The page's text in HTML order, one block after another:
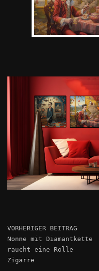
VORHERIGER BEITRAG
Nonne mit Diamantkette
raucht eine Rolle
Zigarre